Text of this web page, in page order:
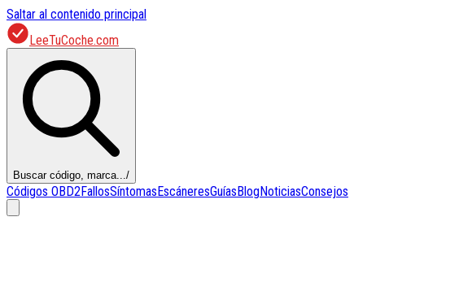
Saltar al contenido principal
LeeTuCoche.com
Buscar código, marca.../
Códigos OBD2FallosSíntomasEscáneresGuíasBlogNoticiasConsejos